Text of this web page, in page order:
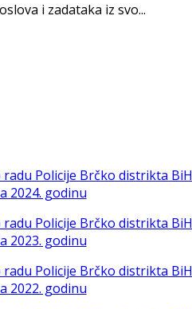
i zadataka iz svo...
radu Policije Brčko distrikta BiH
2024. godinu
radu Policije Brčko distrikta BiH
2023. godinu
radu Policije Brčko distrikta BiH
2022. godinu